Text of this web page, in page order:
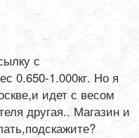
с
0.650-1.000кг. Но я
идет с весом
другая.. Магазин и